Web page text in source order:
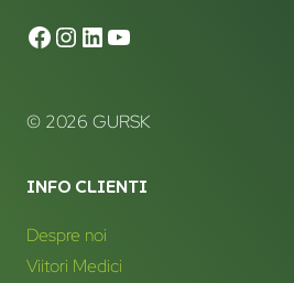
© 2026 GURSK
INFO CLIENTI
Despre noi
Viitori Medici